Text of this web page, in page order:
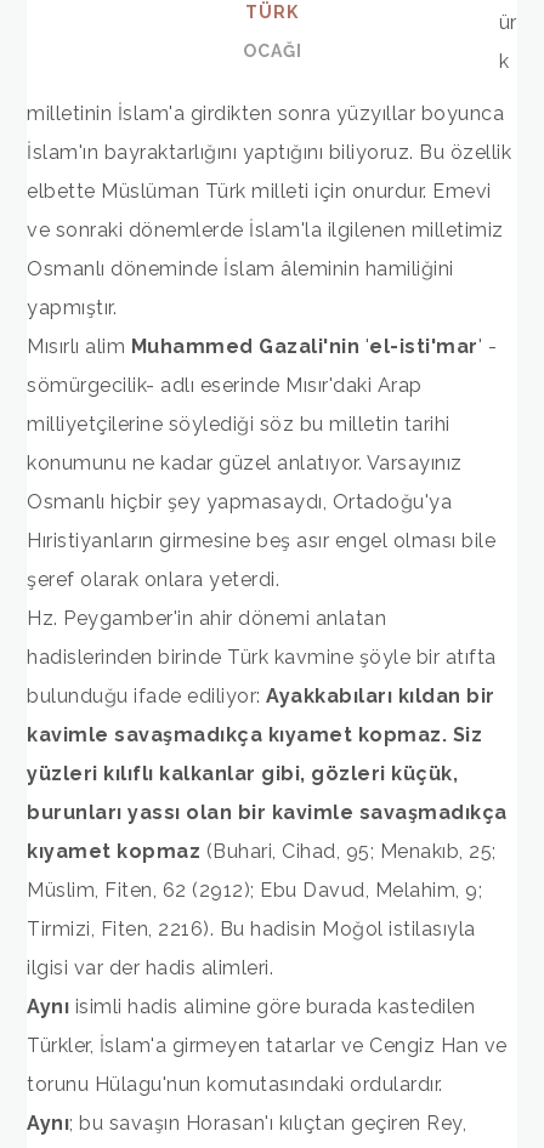
TÜRK
OCAĞI
ür
k
milletinin İslam'a girdikten sonra yüzyıllar boyunca
İslam'ın bayraktarlığını yaptığını biliyoruz. Bu özellik
elbette Müslüman Türk milleti için onurdur. Emevi
ve sonraki dönemlerde İslam'la ilgilenen milletimiz
Osmanlı döneminde İslam âleminin hamiliğini
yapmıştır.
Mısırlı alim Muhammed Gazali'nin 'el-isti'mar' -
sömürgecilik- adlı eserinde Mısır'daki Arap
milliyetçilerine söylediği söz bu milletin tarihi
konumunu ne kadar güzel anlatıyor. Varsayınız
Osmanlı hiçbir şey yapmasaydı, Ortadoğu'ya
Hıristiyanların girmesine beş asır engel olması bile
şeref olarak onlara yeterdi.
Hz. Peygamber'in ahir dönemi anlatan
hadislerinden birinde Türk kavmine şöyle bir atıfta
bulunduğu ifade ediliyor:Ayakkabıları kıldan bir
kavimle savaşmadıkça kıyamet kopmaz. Siz
yüzleri kılıflı kalkanlar gibi, gözleri küçük,
burunları yassı olan bir kavimle savaşmadıkça
kıyamet kopmaz (Buhari, Cihad, 95; Menakıb, 25;
Müslim, Fiten, 62 (2912); Ebu Davud, Melahim, 9;
Tirmizi, Fiten, 2216). Bu hadisin Moğol istilasıyla
ilgisi var der hadis alimleri.
Aynı isimli hadis alimine göre burada kastedilen
Türkler, İslam'a girmeyen tatarlar ve Cengiz Han ve
torunu Hülagu'nun komutasındaki ordulardır.
Aynı; bu savaşın Horasan'ı kılıçtan geçiren Rey,